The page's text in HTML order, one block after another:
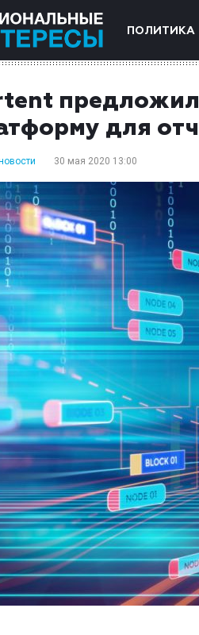
ПОЛИТИКА
для
30 мая 2020 13:00